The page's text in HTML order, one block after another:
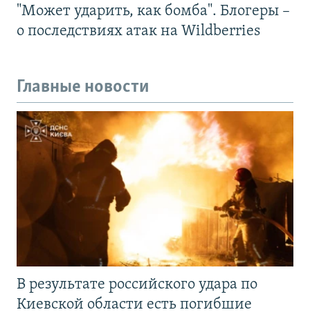
"Может ударить, как бомба". Блогеры –
о последствиях атак на Wildberries
Главные новости
В результате российского удара по
Киевской области есть погибшие